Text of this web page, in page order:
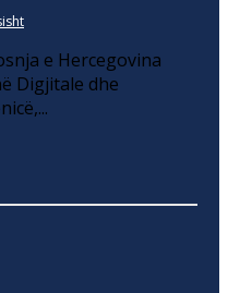
e Hercegovina
Digjitale dhe